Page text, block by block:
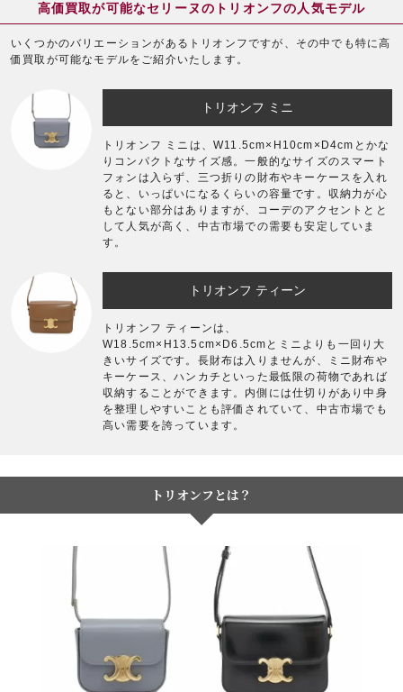
高価買取が可能なセリーヌのトリオンフの人気モデル
いくつかのバリエーションがあるトリオンフですが、その中でも特に高
価買取が可能なモデルをご紹介いたします。
トリオンフ ミニ
トリオンフ ミニは、W11.5cm×H10cm×D4cmとかな
りコンパクトなサイズ感。一般的なサイズのスマート
フォンは入らず、三つ折りの財布やキーケースを入れ
ると、いっぱいになるくらいの容量です。収納力が心
もとない部分はありますが、コーデのアクセントとと
して人気が高く、中古市場での需要も安定していま
す。
トリオンフ ティーン
トリオンフ ティーンは、
W18.5cm×H13.5cm×D6.5cmとミニよりも一回り大
きいサイズです。長財布は入りませんが、ミニ財布や
キーケース、ハンカチといった最低限の荷物であれば
収納することができます。内側には仕切りがあり中身
を整理しやすいことも評価されていて、中古市場でも
高い需要を誇っています。
トリオンフとは？